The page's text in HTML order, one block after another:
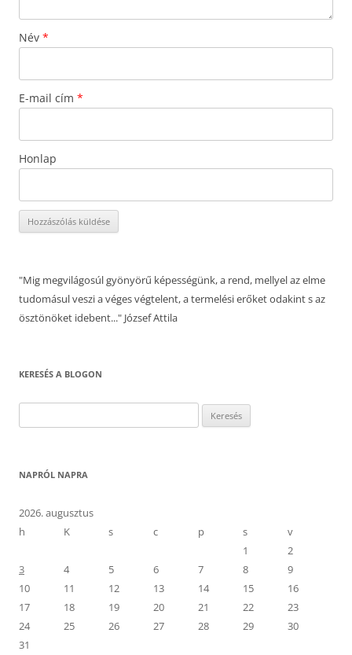
Név *
E-mail cím *
Honlap
"Mig megvilágosúl gyönyörű képességünk, a rend, mellyel az elme
tudomásul veszi a véges végtelent, a termelési erőket odakint s az
ösztönöket idebent..." József Attila
KERESÉS A BLOGON
NAPRÓL NAPRA
2026. augusztus
h
K s c p s
v
1
2
3
4 5 6 7 8
9
10
11 12 13 14 15
16
17
18 19 20 21 22
23
24
25 26 27 28 29
30
31